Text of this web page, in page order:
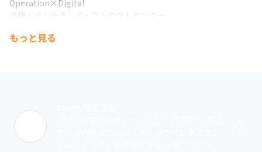
Operation×Digital
点検・メンテナンス・コンタクトセンター
証サービス「住設あんしんサポート」をはじめ、クライアントと
住宅オーナーを専用ポイントで繋ぐSaaSプロダクト「おうちマネ
ージャー」、住宅オーナーが高品質な住宅を「資産」として残せ
もっと見る